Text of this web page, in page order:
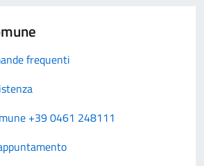
frequenti
+39 0461 248111